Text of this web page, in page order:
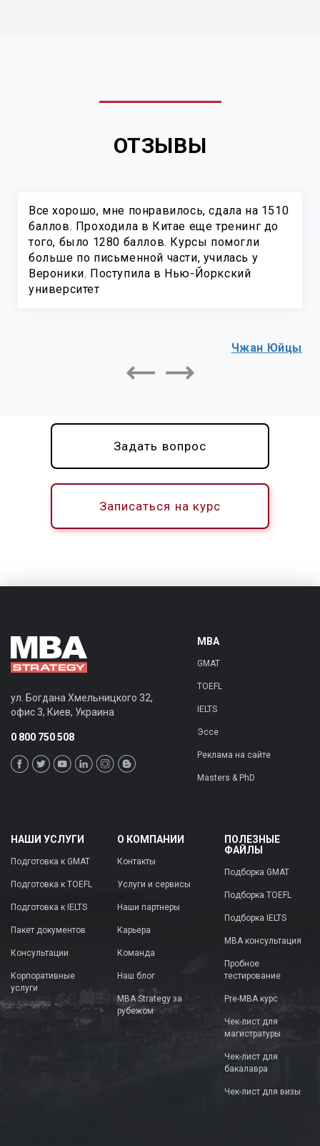
ОТЗЫВЫ
Все хорошо, мне понравилось, сдала на 1510
баллов. Проходила в Китае еще тренинг до
того, было 1280 баллов. Курсы помогли
больше по письменной части, училась у
Вероники. Поступила в Нью-Йоркский
университет
Чжан Юйцы
Задать вопрос
Записаться на курс
ул. Богдана Хмельницкого 32,
офис 3, Киев, Украина
0 800 750 508
MBA
GMAT
TOEFL
IELTS
Эссе
Реклама на сайте
Masters & PhD
НАШИ УСЛУГИ
Подготовка к GMAT
Подготовка к TOEFL
Подготовка к IELTS
Пакет документов
Консультации
Корпоративные
услуги
О КОМПАНИИ
Контакты
Услуги и сервисы
Наши партнеры
Карьера
Команда
Наш блог
MBA Strategy за
рубежом
ПОЛЕЗНЫЕ
ФАЙЛЫ
Подборка GMAT
Подборка TOEFL
Подборка IELTS
MBA консультация
Пробное
тестирование
Pre-MBA курс
Чек-лист для
магистратуры
Чек-лист для
бакалавра
Чек-лист для визы